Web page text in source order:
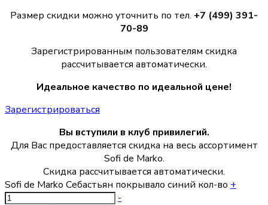
Размер скидки можно уточнить по тел. +7 (499) 391-
70-89
Зарегистрированным пользователям скидка
рассчитывается автоматически.
Идеальное качество по идеальной цене!
Зарегистрироваться
Вы вступили в клуб привилегий.
Для Вас предоставляется скидка на весь ассортимент
Sofi de Marko.
Скидка рассчитывается автоматически.
Sofi de Marko Себастьян покрывало синий кол-во +
-